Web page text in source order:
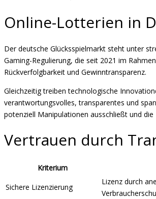
Online-Lotterien in
Der deutsche Glücksspielmarkt steht unter
Gaming-Regulierung, die seit 2021 im
Rückverfolgbarkeit und Gewinntransparenz.
Gleichzeitig treiben technologische
verantwortungsvolles, transparentes und
potenziell Manipulationen ausschließt und
Vertrauen durch
Kriterium
Sichere Lizenzierung
Lizenz durch